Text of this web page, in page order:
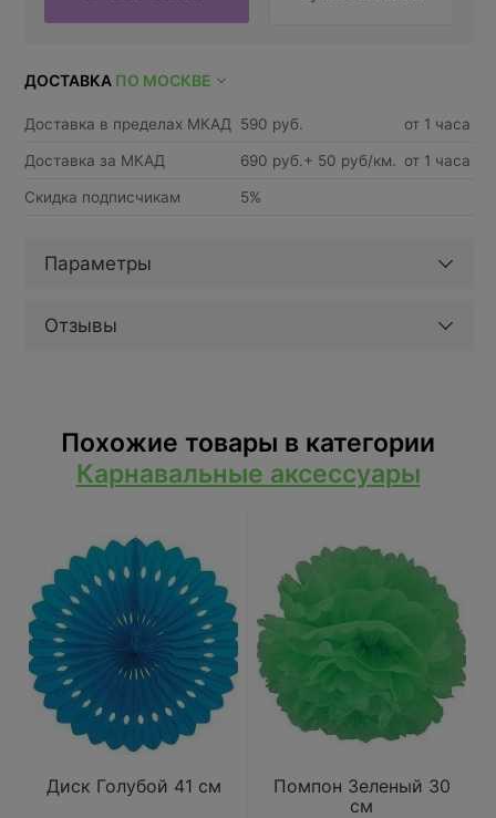
ДОСТАВКА ПО МОСКВЕ
Доставка в пределах МКАД 590 руб. от 1 часа
Доставка за МКАД 690 руб.+ 50 руб/км. от 1 часа
Скидка подписчикам 5%
Параметры
Отзывы
Похожие товары в категории
Карнавальные аксессуары
Диск Голубой 41 см
Помпон Зеленый 30
см